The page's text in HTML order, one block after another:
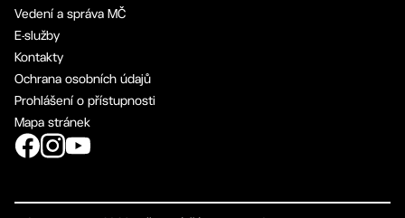
Vedení a správa MČ
E-služby
Kontakty
Ochrana osobních údajů
Prohlášení o přístupnosti
Mapa stránek